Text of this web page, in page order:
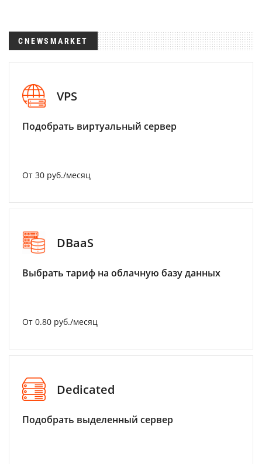
CNEWSMARKET
VPS
Подобрать виртуальный сервер
От 30 руб./месяц
DBaaS
Выбрать тариф на облачную базу данных
От 0.80 руб./месяц
Dedicated
Подобрать выделенный сервер